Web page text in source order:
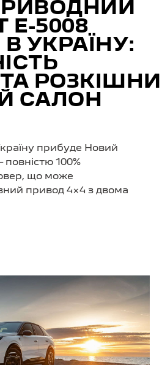
E-5008
УКРАЇНУ:
ТА
САЛОН
прибуде Новий
повністю 100%
що може
привод 4×4 з двома